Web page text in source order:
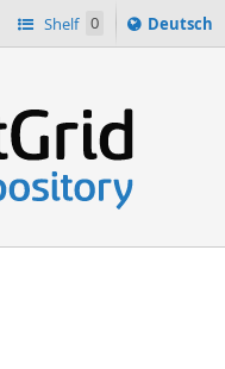
Shelf 0
Sprache
ï¿½ndern
Deutsch